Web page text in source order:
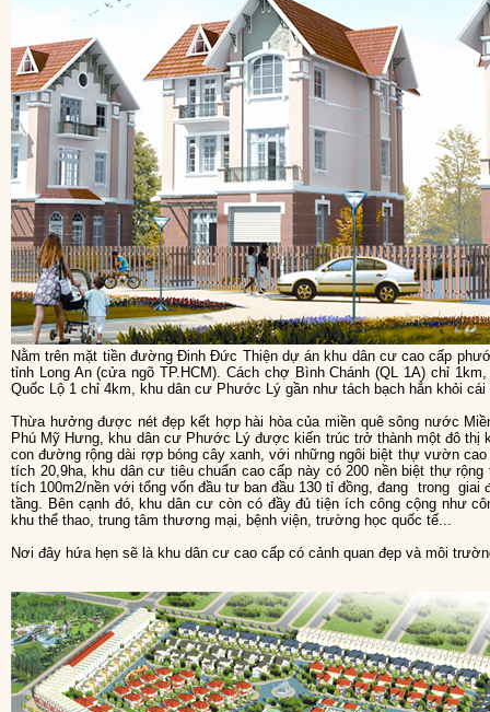
Nằm trên mặt tiền đường Đinh Đức Thiện dự án khu dân cư cao cấp phước lý tọa lạc tại xã Phước Lý, huyện Cần Giuộc,
tỉnh Long An (cửa ngõ TP.HCM). Cách chợ Bình Chánh (QL 1A) chỉ
Quốc Lộ 1 chỉ 4km, khu dân cư Phước Lý gần như tách bạch hẳn khỏi
Thừa hưởng được nét đẹp kết hợp hài hòa của miền quê sông nước
Phú Mỹ Hưng, khu dân cư Phước Lý được kiến trúc trở thành một đô thị
con đường rộng dài rợp bóng cây xanh, với những ngôi biệt thự vườn
tích 20,9ha, khu dân cư tiêu chuẩn cao cấp này có 200 nền biệt thự
tích 100m2/nền với tổng vốn đầu tư ban đầu 130 tỉ đồng, đang trong giai
tầng. Bên cạnh đó, khu dân cư còn có đầy đủ tiện ích công cộng như
khu thể thao, trung tâm thương mại, bệnh viện, trường học quốc tế...
Nơi đây hứa hẹn sẽ là khu dân cư cao cấp có cảnh quan đẹp và môi